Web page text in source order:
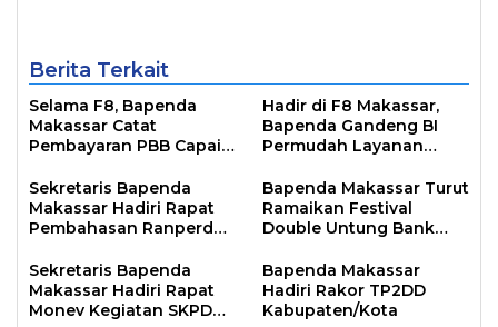
Berita Terkait
Selama F8, Bapenda
Makassar Catat
Pembayaran PBB Capai
Hadir di F8 Makassar,
Bapenda Gandeng BI
Permudah Layanan
Sekretaris Bapenda
Makassar Hadiri Rapat
Pembahasan Ranperda
Bapenda Makassar Turut
Ramaikan Festival
Double Untung Bank
Sekretaris Bapenda
Makassar Hadiri Rapat
Monev Kegiatan SKPD
Bapenda Makassar
Hadiri Rakor TP2DD
Kabupaten/Kota